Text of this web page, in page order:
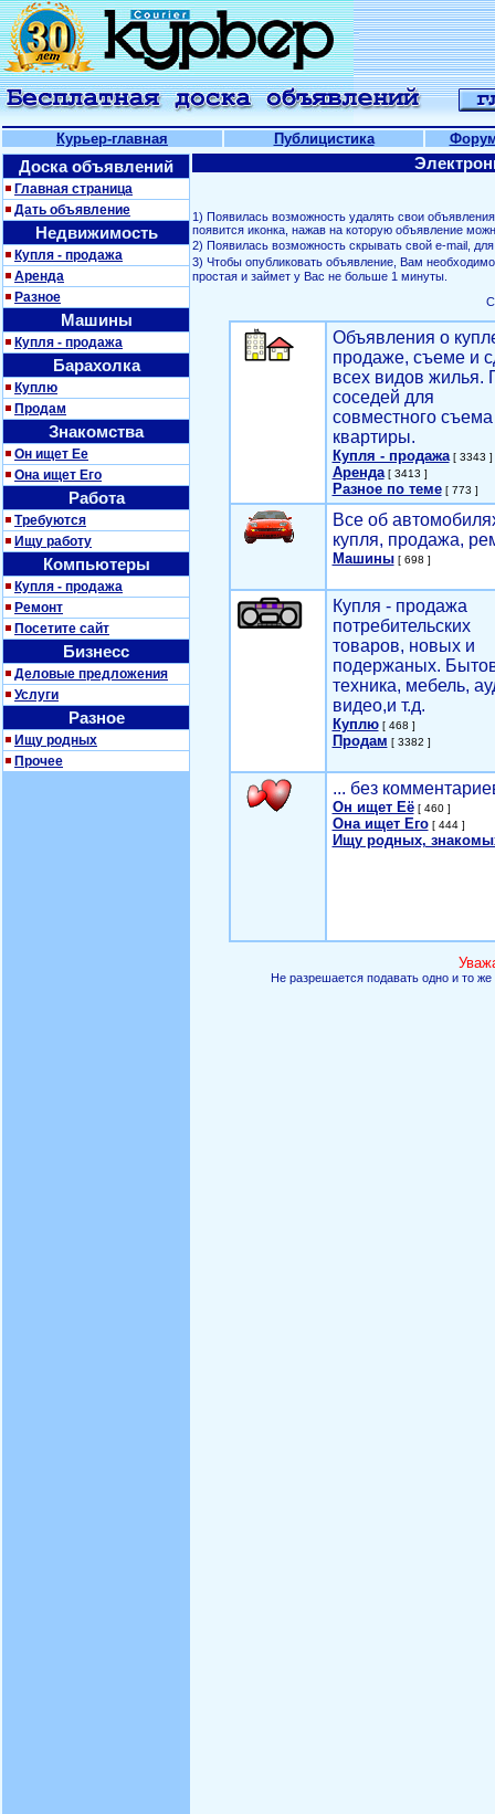
Курьер-главная Публицистика
Доска объявлений
Главная страница
Дать объявление
Недвижимость
Купля - продажа
Аренда
Разное
Машины
Купля - продажа
Барахолка
Куплю
Продам
Знакомства
Он ищет Ее
Она ищет Его
Работа
Требуются
Ищу работу
Компьютеры
Купля - продажа
Ремонт
Посетите сайт
Бизнесс
Деловые предложения
Услуги
Разное
Ищу родных
Прочее
1) Появилась возможность удалять свои
появится иконка, нажав на которую объявление
2) Появилась возможность скрывать свой е-mail,
3) Чтобы опубликовать объявление, Вам
простая и займет у Вас не больше 1 минуты.
Объявления о
продаже, съеме и
всех видов жилья.
соседей для
совместного съема
квартиры.
Купля - продажа[ 3343 ]
Аренда[ 3413 ]
Разное по теме[ 773 ]
Все об
купля, продажа,
Машины[ 698 ]
Купля - продажа
потребительских
товаров, новых и
подержаных.
техника, мебель,
видео,и т.д.
Куплю[ 468 ]
Продам [ 3382 ]
... без
Он ищет Её[ 460 ]
Она ищет Его[ 444 ]
Ищу родных,
Не разрешается подавать одно и то